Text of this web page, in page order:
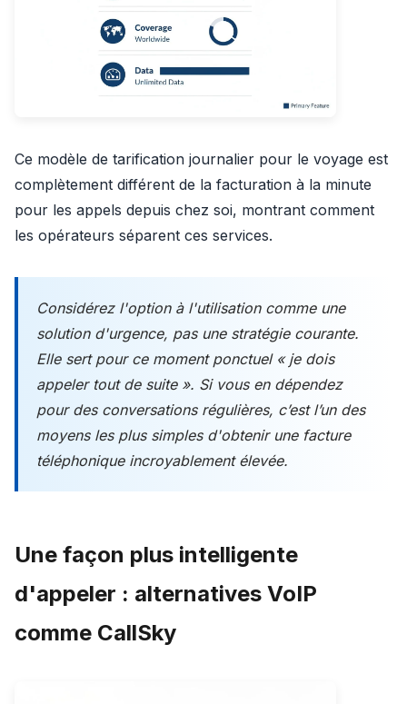
Ce modèle de tarification journalier pour le voyage est
complètement différent de la facturation à la minute
pour les appels depuis chez soi, montrant comment
les opérateurs séparent ces services.
Considérez l'option à l'utilisation comme une
solution d'urgence, pas une stratégie courante.
Elle sert pour ce moment ponctuel « je dois
appeler tout de suite ». Si vous en dépendez
pour des conversations régulières, c’est l’un des
moyens les plus simples d'obtenir une facture
téléphonique incroyablement élevée.
Une façon plus intelligente
d'appeler : alternatives VoIP
comme CallSky